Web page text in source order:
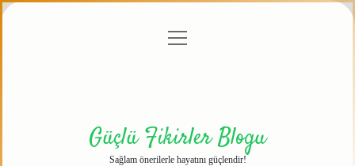
menüyü
Güçlü Fikirler Blogu
Sağlam önerilerle hayatını güçlendir!